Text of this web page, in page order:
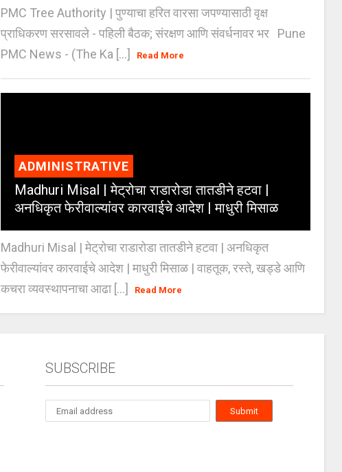
PMC Tree Authority | पुण्याचा हरित वारसा जपण्यासाठी वृक्ष
प्राधिकरण सरसावले - पहिली बैठक; संरक्षण आणि संवर्धनावर भर Pune
PMC News - (The Ka [...]
Read More
ADMINISTRATIVE
Madhuri Misal | मेट्रोचा राडारोडा तातडीने हटवा |
अनधिकृत फेरीवाल्यांवर कारवाईचे आदेश | माधुरी मिसाळ
Madhuri Misal | मेट्रोचा राडारोडा तातडीने हटवा | अनधिकृत
फेरीवाल्यांवर कारवाईचे आदेश | माधुरी मिसाळ | वाहतूक, रस्ते, खड्डे आणि
कचरा व्यवस्थापनाचा आढा [...]
Read More
SUBSCRIBE